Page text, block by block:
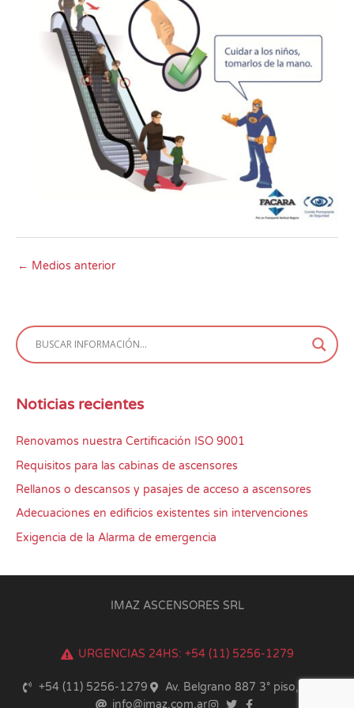
← Medios anterior
Noticias recientes
Renovamos nuestra Certificación ISO 9001
Requisitos para las cabinas de ascensores
Rellanos o descansos y pasajes de acceso a ascensores
Adecuaciones en edificios existentes sin intervenciones
Exigencia de la Alarma de emergencia
IMAZ ASCENSORES SRL
URGENCIAS 24HS: +54 (11) 5256-1279
+54 (11) 5256-1279
Av. Belgrano 887 3° piso, CABA
info@imaz.com.ar